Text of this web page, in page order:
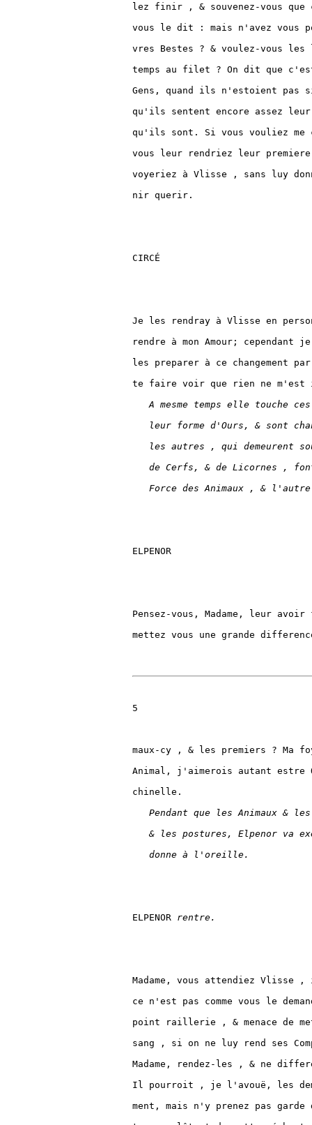
lez finir , & souvenez-vous que
vous le dit : mais n'avez vous
vres Bestes ? & voulez-vous
temps au filet ? On dit que
Gens, quand ils n'estoient pas
qu'ils sentent encore assez
qu'ils sont. Si vous vouliez me
vous leur rendriez leur
voyeriez à Vlisse , sans luy
nir querir.
CIRCÉ
Je les rendray à Vlisse en
rendre à mon Amour; cependant
les preparer à ce changement
te faire voir que rien ne m'est
A mesme temps elle touche
leur forme d'Ours, & sont
les autres , qui demeurent
de Cerfs, & de Licornes ,
Force des Animaux , &
ELPENOR
Pensez-vous, Madame, leur
mettez vous une grande
5
maux-cy , & les premiers ? Ma
Animal, j'aimerois autant estre
chinelle.
Pendant que les Animaux &
& les postures, Elpenor va
donne à l'oreille.
ELPENOR rentre.
Madame, vous attendiez Vlisse
ce n'est pas comme vous le
point raillerie , & menace de
sang , si on ne luy rend ses
Madame, rendez-les , & ne
Il pourroit , je l'avouë, les
ment, mais n'y prenez pas